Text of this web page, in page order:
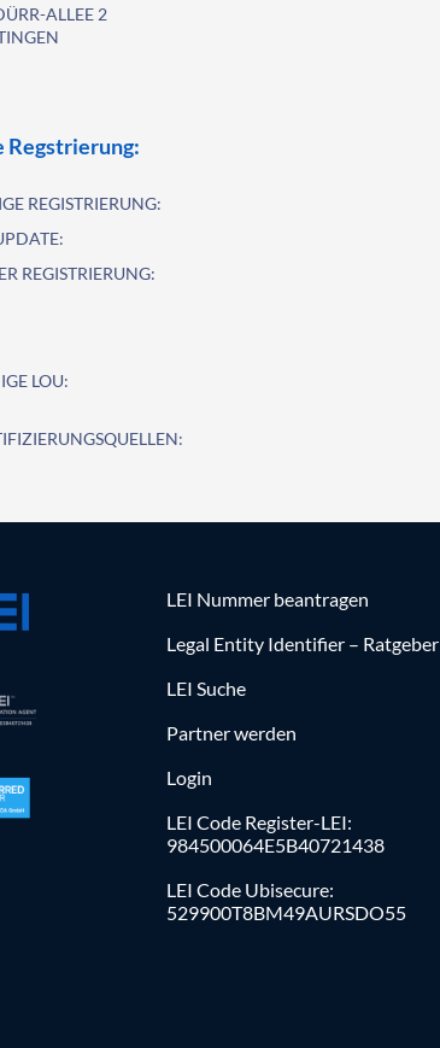
ALLEE 2
Regstrierung:
REGISTRIERUNG:
REGISTRIERUNG:
LOU:
LEI Nummer beantragen
Legal Entity Identifier – Ratgeber
LEI Suche
Partner werden
Login
LEI Code Register-LEI:
984500064E5B40721438
LEI Code Ubisecure:
529900T8BM49AURSDO55